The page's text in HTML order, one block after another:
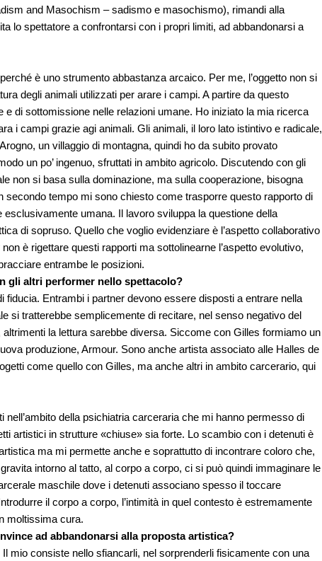
and Masochism – sadismo e masochismo), rimandi alla
lo spettatore a confrontarsi con i propri limiti, ad abbandonarsi a
è uno strumento abbastanza arcaico. Per me, l’oggetto non si
degli animali utilizzati per arare i campi. A partire da questo
di sottomissione nelle relazioni umane. Ho iniziato la mia ricerca
i campi grazie agi animali. Gli animali, il loro lato istintivo e radicale,
un villaggio di montagna, quindi ho da subito provato
un po’ ingenuo, sfruttati in ambito agricolo. Discutendo con gli
non si basa sulla dominazione, ma sulla cooperazione, bisogna
secondo tempo mi sono chiesto come trasporre questo rapporto di
umana. Il lavoro sviluppa la questione della
di sopruso. Quello che voglio evidenziare è l’aspetto collaborativo
è rigettare questi rapporti ma sottolinearne l’aspetto evolutivo,
entrambe le posizioni.
gli altri performer nello spettacolo?
Entrambi i partner devono essere disposti a entrare nella
si tratterebbe semplicemente di recitare, nel senso negativo del
la lettura sarebbe diversa. Siccome con Gilles formiamo un
produzione, Armour. Sono anche artista associato alle Halles de
come quello con Gilles, ma anche altri in ambito carcerario, qui
della psichiatria carceraria che mi hanno permesso di
artistici in strutture «chiuse» sia forte. Lo scambio con i detenuti è
ma mi permette anche e soprattutto di incontrare coloro che,
intorno al tatto, al corpo a corpo, ci si può quindi immaginare le
maschile dove i detenuti associano spesso il toccare
il corpo a corpo, l’intimità in quel contesto è estremamente
moltissima cura.
ad abbandonarsi alla proposta artistica?
mio consiste nello sfiancarli, nel sorprenderli fisicamente con una